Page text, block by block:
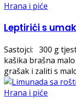
Hrana i piće
Leptirići s
Sastojci: 300 g
kašika brašna
grašak i zaliti s
Hrana i piće